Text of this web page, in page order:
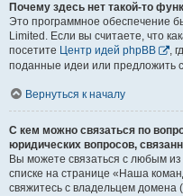
Почему здесь нет такой-то
Это программное обеспечение
Limited. Если вы считаете, что
посетите Центр идей phpBB
,
поданные идеи или предложить
Вернуться к началу
С кем можно связаться по
юридических вопросов,
Вы можете связаться с любым
списке на странице «Наша
свяжитесь с владельцем домена